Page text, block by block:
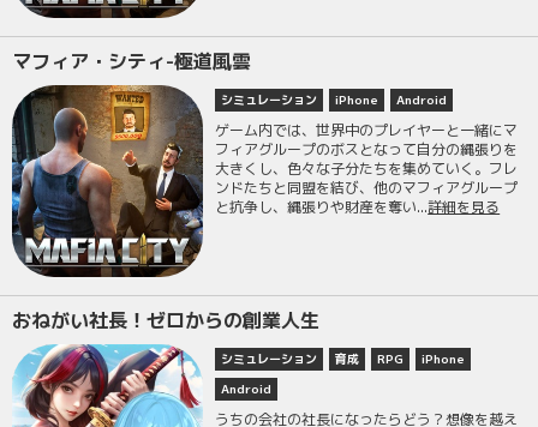
マフィア・シティ-極道風雲
シミュレーション iPhone Android
ゲーム内では、世界中のプレイヤーと一緒にマ
フィアグループのボスとなって自分の縄張りを
大きくし、色々な子分たちを集めていく。フレ
ンドたちと同盟を結び、他のマフィアグループ
と抗争し、縄張りや財産を奪い...詳細を見る
おねがい社長！ゼロからの創業人生
シミュレーション 育成 RPG
iPhone
Android
うちの会社の社長になったらどう？想像を越え